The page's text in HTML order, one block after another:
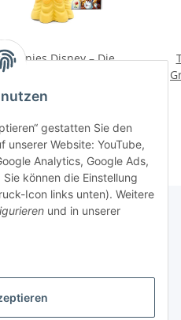
gestatten Sie den
unserer Website: YouTube,
Analytics, Google Ads,
können die Einstellung
Icon links unten). Weitere
und in unserer
Tonies Disney – Die
Schöne und das Biest
16,99 €